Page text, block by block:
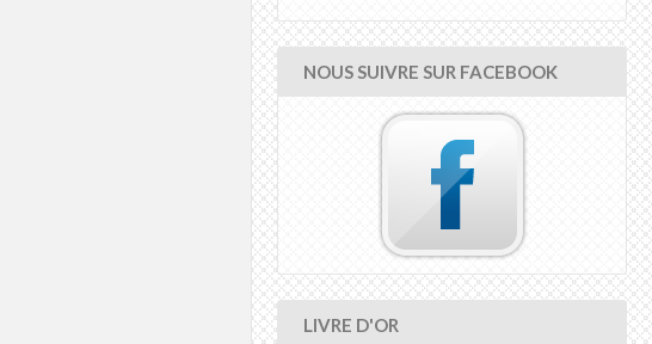
NOUS SUIVRE SUR FACEBOOK
LIVRE D'OR